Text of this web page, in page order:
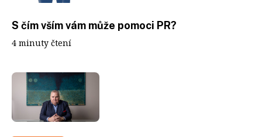
S čím vším vám může pomoci PR?
4 minuty čtení